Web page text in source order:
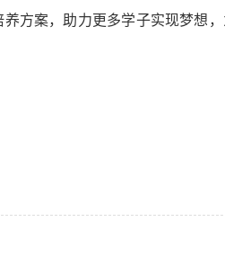
方案，助力更多学子实现梦想